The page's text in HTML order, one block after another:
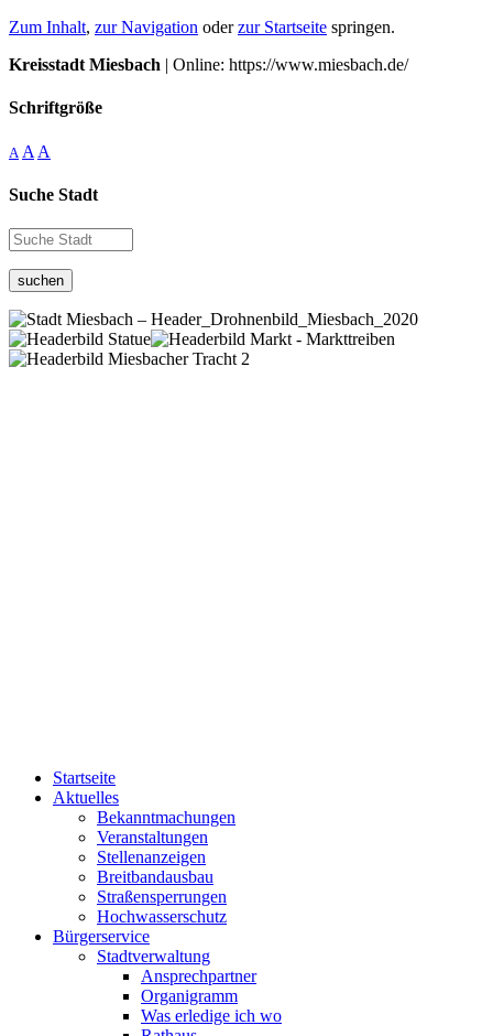
Zum Inhalt, zur Navigation oderzur Startseite springen.
Kreisstadt Miesbach | Online: https://www.miesbach.de/
Schriftgröße
A A A
Suche Stadt
suchen
Startseite
Aktuelles
Bekanntmachungen
Veranstaltungen
Stellenanzeigen
Breitbandausbau
Straßensperrungen
Hochwasserschutz
Bürgerservice
Stadtverwaltung
Ansprechpartner
Organigramm
Was erledige ich wo